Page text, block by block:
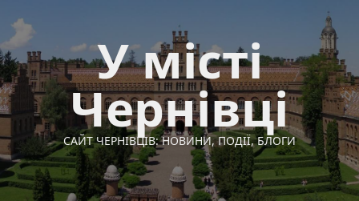
до
вмісту
У місті
Чернівці
САЙТ ЧЕРНІВЦІВ: НОВИНИ, ПОДІЇ, БЛОГИ